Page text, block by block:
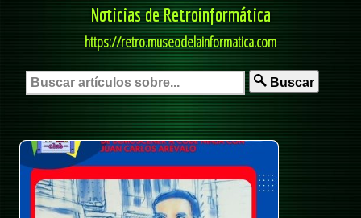
Noticias de Retroinformática
https://retro.museodelainformatica.com
Buscar